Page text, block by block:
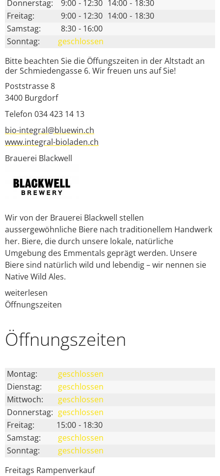
Donnerstag: 9:00 - 12:30 14:00 - 18:30
Freitag:
9:00 - 12:30 14:00 - 18:30
Samstag:
8:30 - 16:00
Sonntag:
geschlossen
Bitte beachten Sie die Öffungszeiten in der Altstadt an
der Schmiedengasse 6. Wir freuen uns auf Sie!
Poststrasse 8
3400 Burgdorf
Telefon 034 423 14 13
bio-integral@bluewin.ch
www.integral-bioladen.ch
Brauerei Blackwell
Wir von der Brauerei Blackwell stellen
aussergewöhnliche Biere nach traditionellem Handwerk
her. Biere, die durch unsere lokale, natürliche
Umgebung des Emmentals geprägt werden. Unsere
Biere sind natürlich wild und lebendig – wir nennen sie
Native Wild Ales.
weiterlesen
Öffnungszeiten
Öffnungs­zeiten
Montag:
geschlossen
Dienstag:
geschlossen
Mittwoch:
geschlossen
Donnerstag: geschlossen
Freitag:
15:00 - 18:30
Samstag:
geschlossen
Sonntag:
geschlossen
Freitags Rampenverkauf